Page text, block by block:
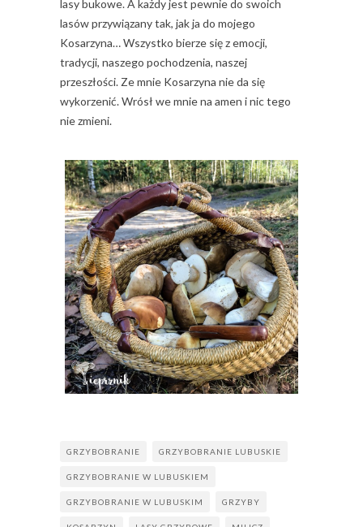
lasy bukowe. A każdy jest pewnie do swoich
lasów przywiązany tak, jak ja do mojego
Kosarzyna… Wszystko bierze się z emocji,
tradycji, naszego pochodzenia, naszej
przeszłości. Ze mnie Kosarzyna nie da się
wykorzenić. Wrósł we mnie na amen i nic tego
nie zmieni.
GRZYBOBRANIE GRZYBOBRANIE LUBUSKIE
GRZYBOBRANIE W LUBUSKIEM
GRZYBOBRANIE W LUBUSKIM GRZYBY